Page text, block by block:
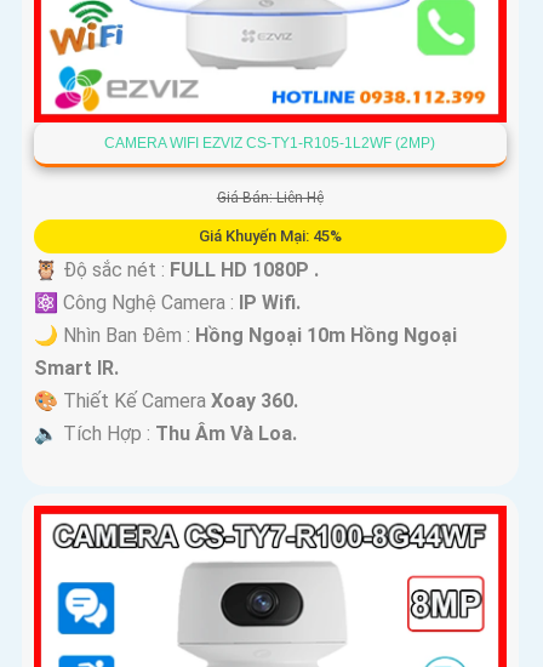
CAMERA WIFI EZVIZ CS-TY1-R105-1L2WF (2MP)
Giá Bán: Liên Hệ
Giá Khuyến Mại: 45%
🦉 Độ sắc nét : FULL HD 1080P .
⚛️ Công Nghệ Camera : IP Wifi.
🌙 Nhìn Ban Đêm : Hồng Ngoại 10m Hồng Ngoại
Smart IR.
🎨 Thiết Kế Camera Xoay 360.
️🔈 Tích Hợp : Thu Âm Và Loa.